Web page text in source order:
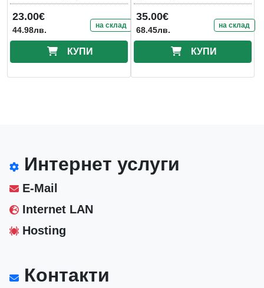
and 1 x USB A, EU Plug,
100W
23.00€
44.98лв. на склад
КУПИ
35.00€
68.45лв. на склад
КУПИ
Интернет услуги
E-Mail
Internet LAN
Hosting
Контакти